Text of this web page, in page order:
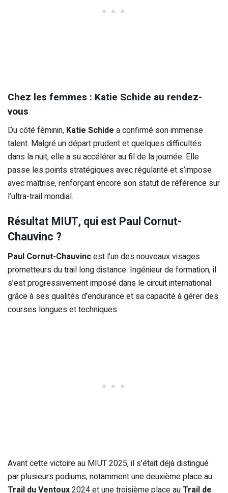
Chez les femmes : Katie Schide au rendez-
vous
Du côté féminin, Katie Schide a confirmé son immense
talent. Malgré un départ prudent et quelques difficultés
dans la nuit, elle a su accélérer au fil de la journée. Elle
passe les points stratégiques avec régularité et s’impose
avec maîtrise, renforçant encore son statut de référence sur
l’ultra-trail mondial.
Résultat MIUT, qui est Paul Cornut-
Chauvinc ?
Paul Cornut-Chauvincest l’un des nouveaux visages
prometteurs du trail long distance. Ingénieur de formation, il
s’est progressivement imposé dans le circuit international
grâce à ses qualités d’endurance et sa capacité à gérer des
courses longues et techniques.
Avant cette victoire au MIUT 2025, il s’était déjà distingué
par plusieurs podiums, notamment une deuxième place au
Trail du Ventoux2024 et une troisième place auTrail de